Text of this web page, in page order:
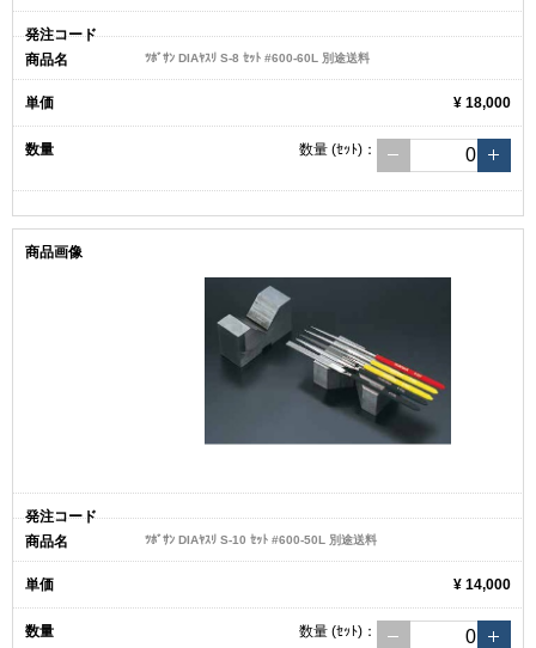
ﾂﾎﾞｻﾝ DIAﾔｽﾘ S-8 ｾｯﾄ #600-60L 別途送料
¥ 18,000
数量 (ｾｯﾄ) ：
ﾂﾎﾞｻﾝ DIAﾔｽﾘ S-10 ｾｯﾄ #600-50L 別途送料
¥ 14,000
数量 (ｾｯﾄ) ：